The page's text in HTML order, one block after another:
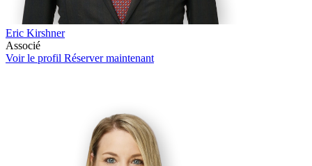
Eric Kirshner
Associé
Voir le profil Réserver maintenant